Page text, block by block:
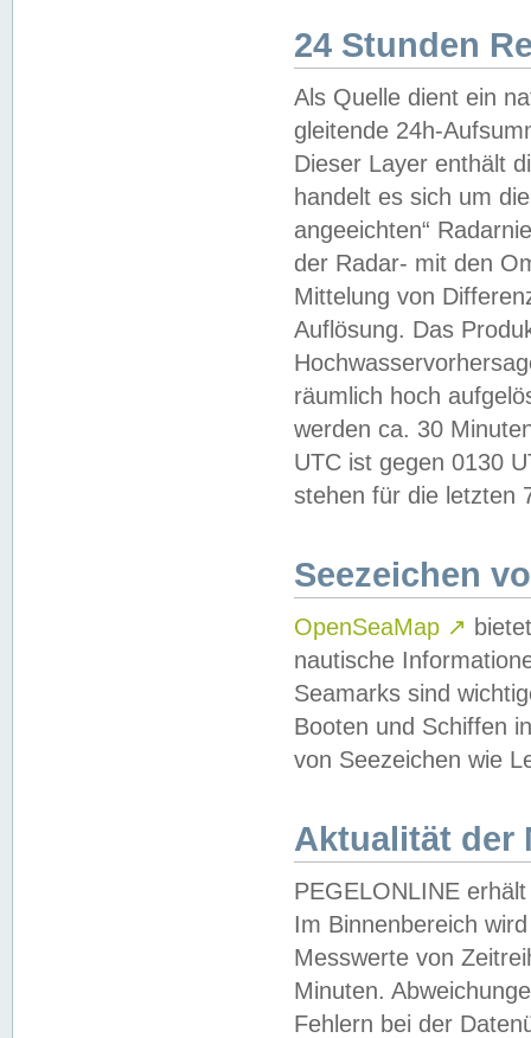
24 Stunden
Als Quelle dient ein
gleitende 24h-
Dieser Layer enthält
handelt es sich um
angeeichten“
der Radar- mit den
Mittelung von
Auflösung. Das
räumlich hoch
werden ca. 30
UTC ist gegen 0130
stehen für die letzten
Seezeichen
OpenSeaMap ↗
nautische
Seamarks sind
Booten und Schiffen
von Seezeichen wie
Aktualität der
PEGELONLINE
Im Binnenbereich
Messwerte von
Minuten.
Fehlern bei der